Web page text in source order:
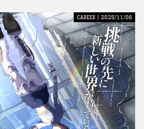
CAREER | 2025/11/06